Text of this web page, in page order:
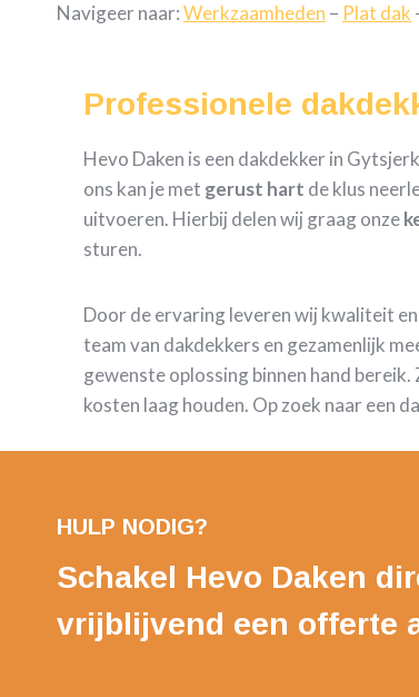
Navigeer naar:Werkzaamheden – Plat dak
Professionele
Hevo Daken is een dakdekker in
ons kan je met gerust hart de klus
uitvoeren. Hierbij delen wij graag onze
sturen.
Door de ervaring leveren wij kwaliteit
team van dakdekkers en gezamenlijk
gewenste oplossing binnen hand
kosten laag houden. Op zoek naar een
HULP NODIG?
Schakel Hevo Daken
vrijblijvend een offerte